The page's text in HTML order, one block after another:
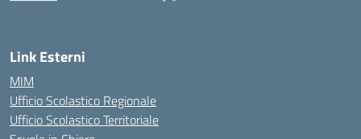
Link Esterni
MIM
Ufficio Scolastico Regionale
Ufficio Scolastico Territoriale